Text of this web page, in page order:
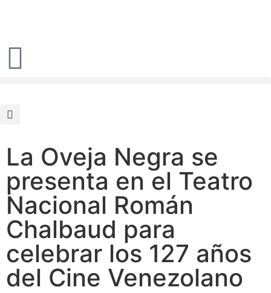
La Oveja Negra se
presenta en el Teatro
Nacional Román
Chalbaud para
celebrar los 127 años
del Cine Venezolano